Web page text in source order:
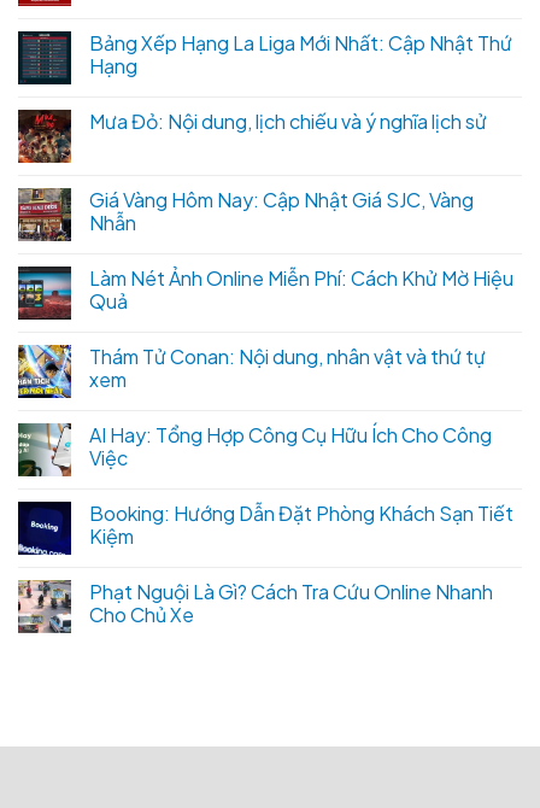
Bảng Xếp Hạng La Liga Mới Nhất: Cập Nhật Thứ
Hạng
Mưa Đỏ: Nội dung, lịch chiếu và ý nghĩa lịch sử
Giá Vàng Hôm Nay: Cập Nhật Giá SJC, Vàng
Nhẫn
Làm Nét Ảnh Online Miễn Phí: Cách Khử Mờ Hiệu
Quả
Thám Tử Conan: Nội dung, nhân vật và thứ tự
xem
AI Hay: Tổng Hợp Công Cụ Hữu Ích Cho Công
Việc
Booking: Hướng Dẫn Đặt Phòng Khách Sạn Tiết
Kiệm
Phạt Nguội Là Gì? Cách Tra Cứu Online Nhanh
Cho Chủ Xe